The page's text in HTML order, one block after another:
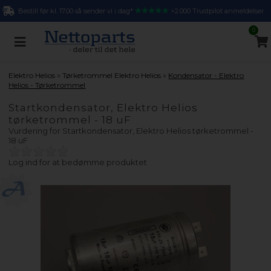
Bestill før kl. 17.00 så sender vi i dag* >2.000 Trustpilot anmeldelser
0
Elektro Helios »Tørketrommel Elektro Helios » Kondensator - Elektro
Helios - Tørketrommel
Startkondensator, Elektro Helios
tørketrommel - 18 uF
Vurdering for Startkondensator, Elektro Helios tørketrommel -
18 uF
Log ind for at bedømme produktet